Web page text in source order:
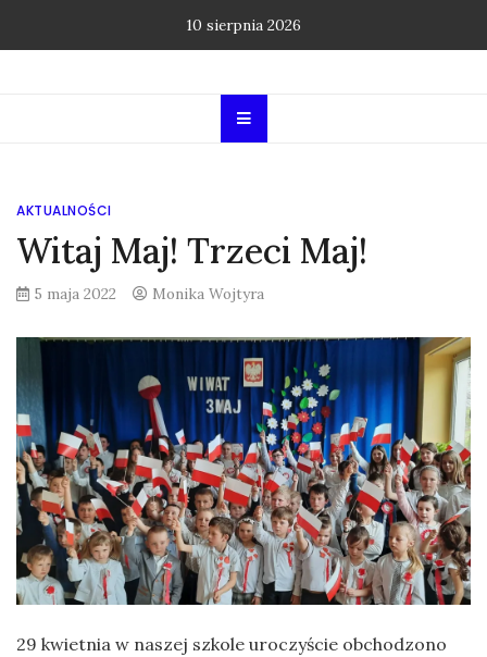
10 sierpnia 2026
AKTUALNOŚCI
Witaj Maj! Trzeci Maj!
5 maja 2022 Monika Wojtyra
29 kwietnia w naszej szkole uroczyście obchodzono